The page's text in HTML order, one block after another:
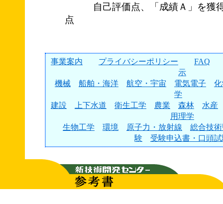
自己評価点、「成績Ａ」を獲得
点
事業案内 プライバシーポリシー
FAQ
示
機械
船舶・海洋 航空・宇宙 電気電子
学
建設
上下水道 衛生工学 農業 森林
水産
用理学
生物工学
環境 原子力・放射線
総合技
験
受験申込書・口頭